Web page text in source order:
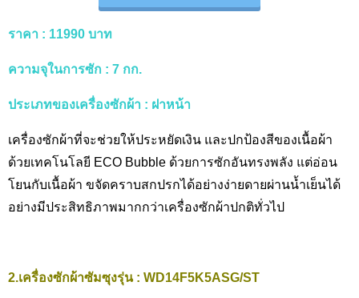
ราคา : 11990 บาท
ความจุในการซัก : 7 กก.
ประเภทของเครื่องซักผ้า : ฝาหน้า
เครื่องซักผ้าที่จะช่วยให้ประหยัดเงิน และปกป้องสีของเนื้อผ้า
ด้วยเทคโนโลยี ECO Bubble ด้วยการซักอันทรงพลัง แต่อ่อน
โยนกับเนื้อผ้า ขจัดคราบสกปรกได้อย่างง่ายดายผ่านน้ำเย็นได้
อย่างมีประสิทธิภาพมากกว่าเครื่องซักผ้าปกติทั่วไป
2.เครื่องซักผ้าซัมซุงรุ่น : WD14F5K5ASG/ST